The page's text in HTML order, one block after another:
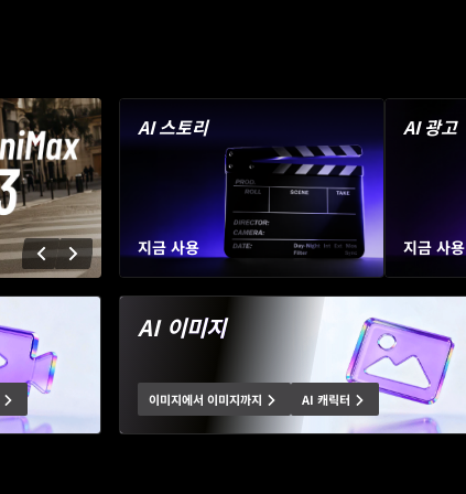
AI 스토리
지금 사용
AI 광고
지금 사용
AI 이미지
이미지에서 이미지까지 AI 캐릭터